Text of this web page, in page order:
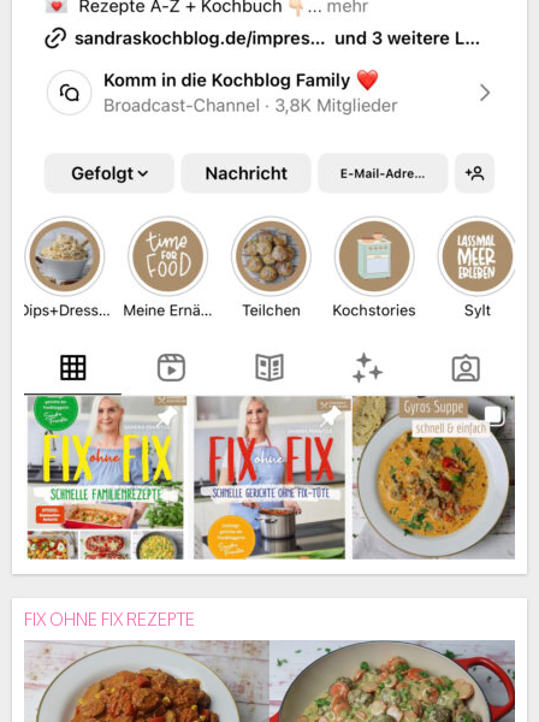
FIX OHNE FIX REZEPTE